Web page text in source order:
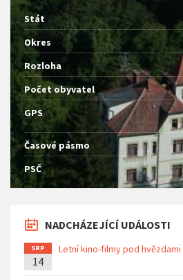
Stát
Okres
Rozloha
Počet obyvatel
GPS
Časové pásmo
PSČ
NADCHÁZEJÍCÍ UDÁLOSTI
SRP
14
Letní kino-filmy pod hvězdami